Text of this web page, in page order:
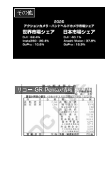
その他
リコー GR Pentax情報